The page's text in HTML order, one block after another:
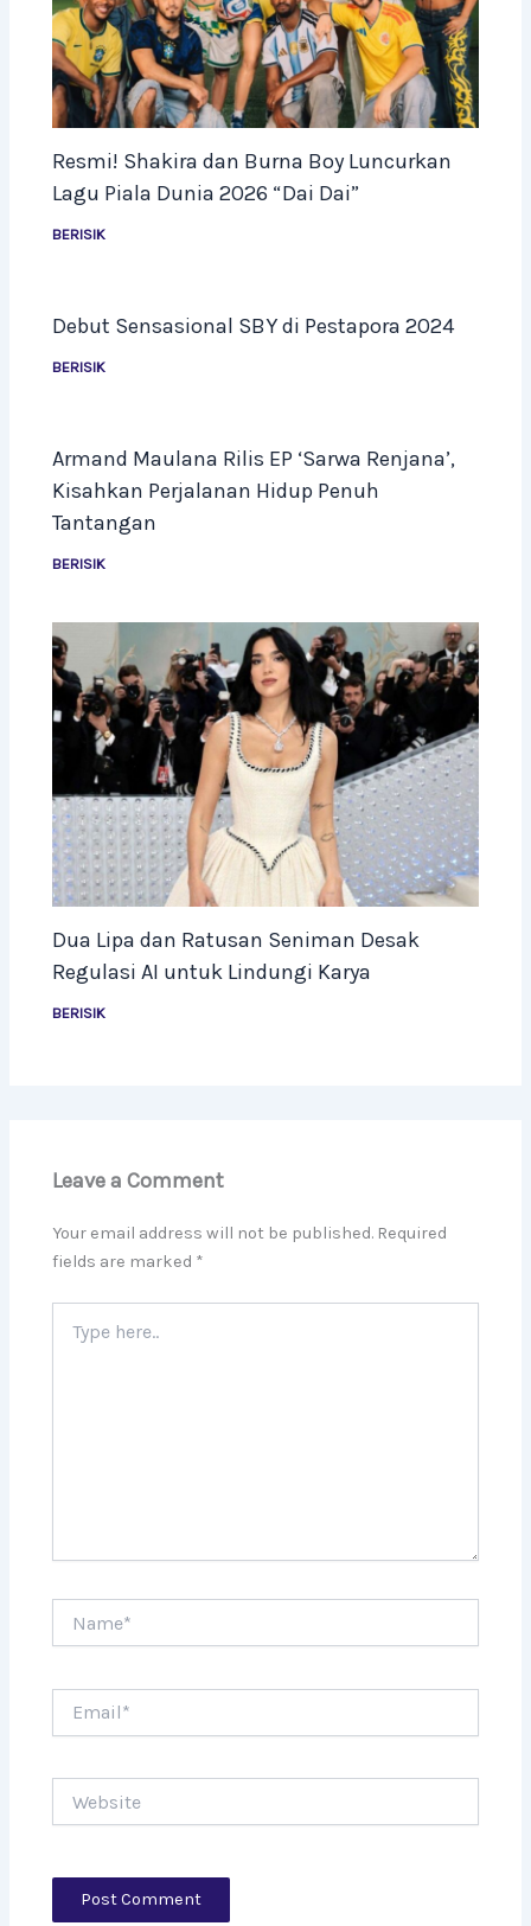
Resmi! Shakira dan Burna Boy Luncurkan
Lagu Piala Dunia 2026 “Dai Dai”
BERISIK
Debut Sensasional SBY di Pestapora 2024
BERISIK
Armand Maulana Rilis EP ‘Sarwa Renjana’,
Kisahkan Perjalanan Hidup Penuh
Tantangan
BERISIK
Dua Lipa dan Ratusan Seniman Desak
Regulasi AI untuk Lindungi Karya
BERISIK
Leave a Comment
Your email address will not be published. Required
fields are marked *
here..